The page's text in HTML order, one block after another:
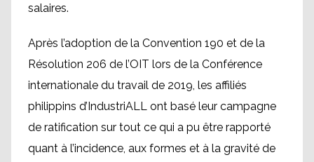
salaires.
Après l’adoption de la Convention 190 et de la
Résolution 206 de l’OIT lors de la Conférence
internationale du travail de 2019, les affiliés
philippins d’IndustriALL ont basé leur campagne
de ratification sur tout ce qui a pu être rapporté
quant à l’incidence, aux formes et à la gravité de